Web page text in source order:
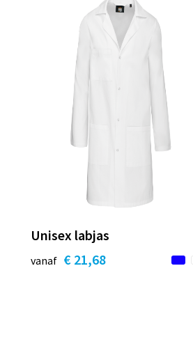
Unisex labjas
vanaf € 21,68